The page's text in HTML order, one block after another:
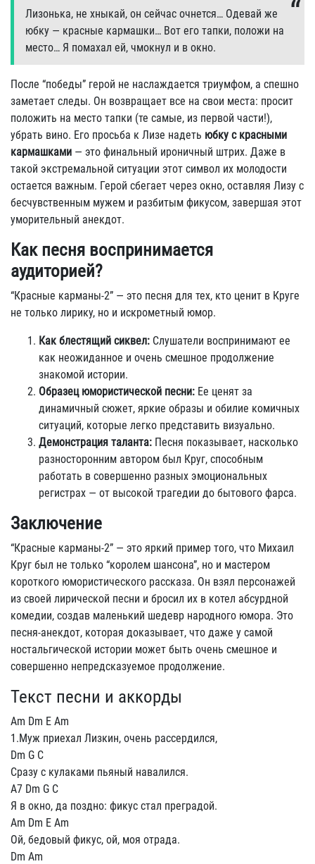
Лизонька, не хныкай, он сейчас очнется… Одевай же
юбкy — кpасные каpмашки… Вот его тапки, положи на
место… Я помахал ей, чмокнyл и в окно.
После “победы” герой не наслаждается триумфом, а спешно
заметает следы. Он возвращает все на свои места: просит
положить на место тапки (те самые, из первой части!),
убрать вино. Его просьба к Лизе надеть юбку с красными
кармашками — это финальный ироничный штрих. Даже в
такой экстремальной ситуации этот символ их молодости
остается важным. Герой сбегает через окно, оставляя Лизу с
бесчувственным мужем и разбитым фикусом, завершая этот
уморительный анекдот.
Как песня воспринимается
аудиторией?
“Красные карманы-2” — это песня для тех, кто ценит в Круге
не только лирику, но и искрометный юмор.
Как блестящий сиквел: Слушатели воспринимают ее
как неожиданное и очень смешное продолжение
знакомой истории.
Образец юмористической песни: Ее ценят за
динамичный сюжет, яркие образы и обилие комичных
ситуаций, которые легко представить визуально.
Демонстрация таланта: Песня показывает, насколько
разносторонним автором был Круг, способным
работать в совершенно разных эмоциональных
регистрах — от высокой трагедии до бытового фарса.
Заключение
“Красные карманы-2” — это яркий пример того, что Михаил
Круг был не только “королем шансона”, но и мастером
короткого юмористического рассказа. Он взял персонажей
из своей лирической песни и бросил их в котел абсурдной
комедии, создав маленький шедевр народного юмора. Это
песня-анекдот, которая доказывает, что даже у самой
ностальгической истории может быть очень смешное и
совершенно непредсказуемое продолжение.
Текст песни и аккорды
Am Dm E Am
1.Мyж пpиехал Лизкин, очень pассеpдился,
Dm G C
Сpазy с кyлаками пьяный навалился.
A7 Dm G C
Я в окно, да поздно: фикyс стал пpегpадой.
Am Dm E Am
Ой, бедовый фикyс, ой, моя отpада.
Dm Am